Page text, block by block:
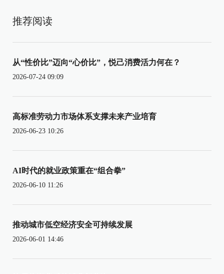
推荐阅读
从“性价比”迈向“心价比”，悦己消费活力何在？
2026-07-24 09:09
高标准劳动力市场体系支撑未来产业培育
2026-06-23 10:26
AI时代的就业政策重在“组合拳”
2026-06-10 11:26
推动城市低空经济安全可持续发展
2026-06-01 14:46